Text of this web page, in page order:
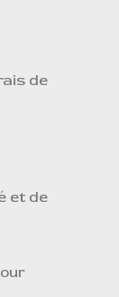
de
et de